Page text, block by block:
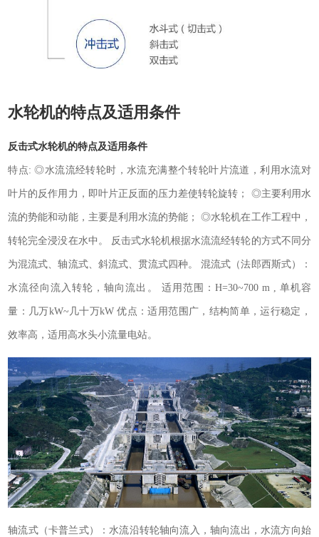
水轮机的特点及适用条件
反击式水轮机的特点及适用条件
特点: ◎水流流经转轮时，水流充满整个转轮叶片流道，利用水流对
叶片的反作用力，即叶片正反面的压力差使转轮旋转； ◎主要利用水
流的势能和动能，主要是利用水流的势能； ◎水轮机在工作工程中，
转轮完全浸没在水中。 反击式水轮机根据水流流经转轮的方式不同分
为混流式、轴流式、斜流式、贯流式四种。 混流式（法郎西斯式）：
水流径向流入转轮，轴向流出。 适用范围：H=30~700 m , 单机容
量：几万kW~几十万kW 优点：适用范围广，结构简单，运行稳定，
效率高，适用高水头小流量电站。
轴流式（卡普兰式）：水流沿转轮轴向流入，轴向流出，水流方向始